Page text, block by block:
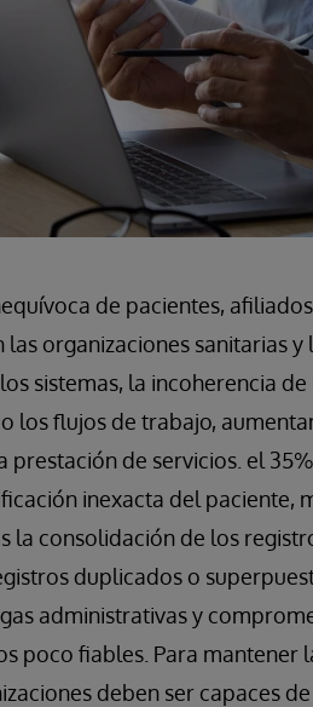
de pacientes,
las organizaciones sanitarias
sistemas, la incoherencia
los flujos de trabajo,
prestación de servicios. el
inexacta del paciente,
la consolidación de los
duplicados o
administrativas y
poco fiables. Para
deben ser capaces